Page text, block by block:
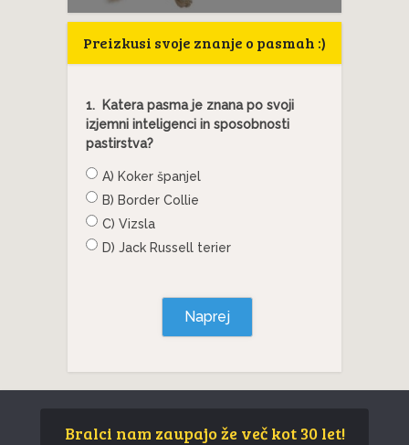
Preizkusi svoje znanje o pasmah :)
1.
Katera pasma je znana po svoji
izjemni inteligenci in sposobnosti
pastirstva?
A) Koker španjel
B) Border Collie
C) Vizsla
D) Jack Russell terier
Naprej
Bralci nam zaupajo že več kot 30 let!